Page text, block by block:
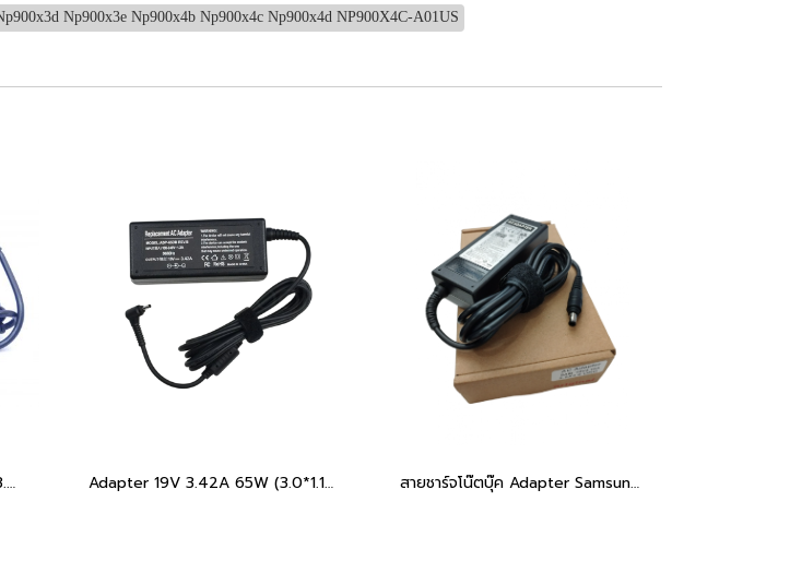
Np900x3e Np900x4b Np900x4c Np900x4d NP900X4C-A01US
Adapter Samsung 19V 3.16A (3.0*1.1) Adapter 19V 3.42A 65W (3.0*1.1mm) สายชาร์จโน๊ตบุ๊ค Acer Aspire Swift Spin Chromebook S5 S7 R7, Asus Zenbook Vivobook UX31A UX305, Samsung ATIV Book 9 NP900X3C อะไหล่ OEM คุณภาพสูง สายชาร์จโน๊ตบุ๊ค Adapter Samsung 19V 3.16A 5.5*3.0